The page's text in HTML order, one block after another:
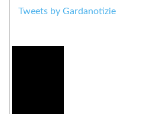
Tweets by Gardanotizie